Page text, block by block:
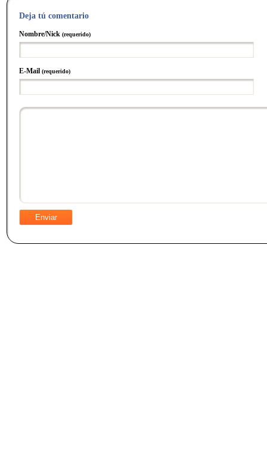
Deja tú comentario
Nombre/Nick (requerido)
E-Mail (requerido)